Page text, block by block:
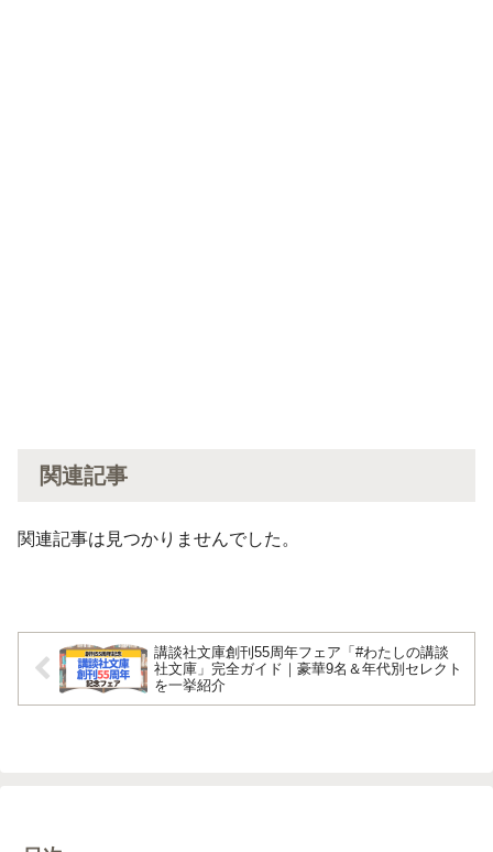
関連記事
関連記事は見つかりませんでした。
講談社文庫創刊55周年フェア「#わたしの講談
社文庫」完全ガイド｜豪華9名＆年代別セレクト
を一挙紹介